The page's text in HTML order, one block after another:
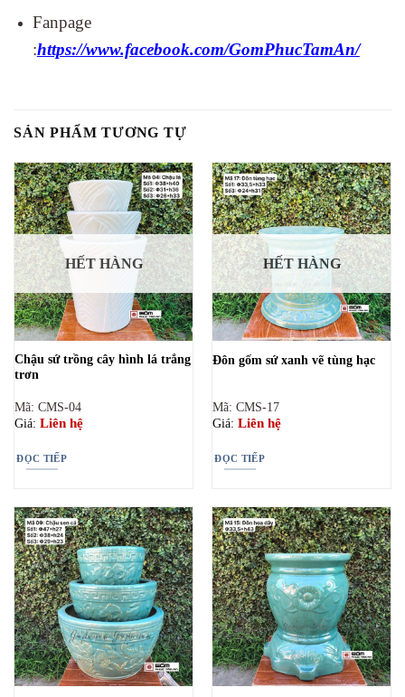
Fanpage
:https://www.facebook.com/GomPhucTamAn/
SẢN PHẨM TƯƠNG TỰ
HẾT HÀNG
Chậu sứ trồng cây hình lá trắng
trơn
Mã: CMS-04
Giá: Liên hệ
ĐỌC TIẾP
HẾT HÀNG
Đôn gốm sứ xanh vẽ tùng hạc
Mã: CMS-17
Giá: Liên hệ
ĐỌC TIẾP